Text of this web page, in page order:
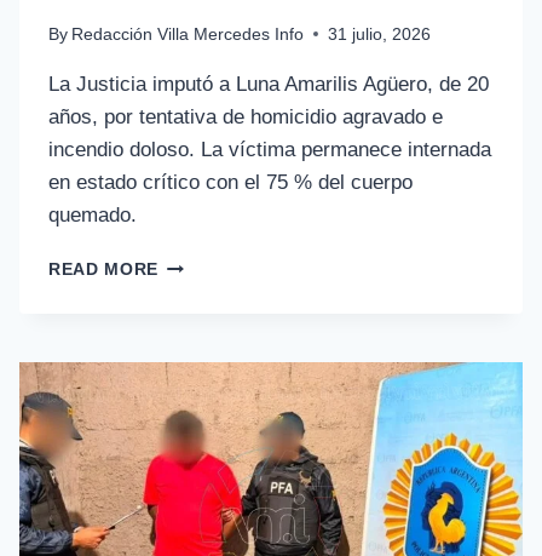
By Redacción Villa Mercedes Info 31 julio, 2026
La Justicia imputó a Luna Amarilis Agüero, de 20
años, por tentativa de homicidio agravado e
incendio doloso. La víctima permanece internada
en estado crítico con el 75 % del cuerpo
quemado.
READ MORE